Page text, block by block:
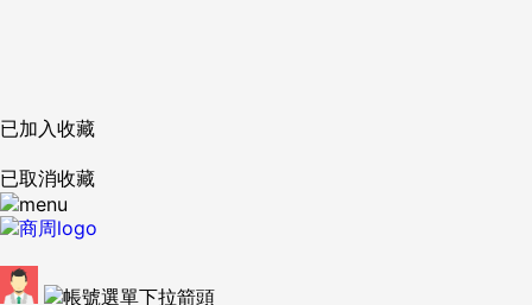
已加入收藏
已取消收藏